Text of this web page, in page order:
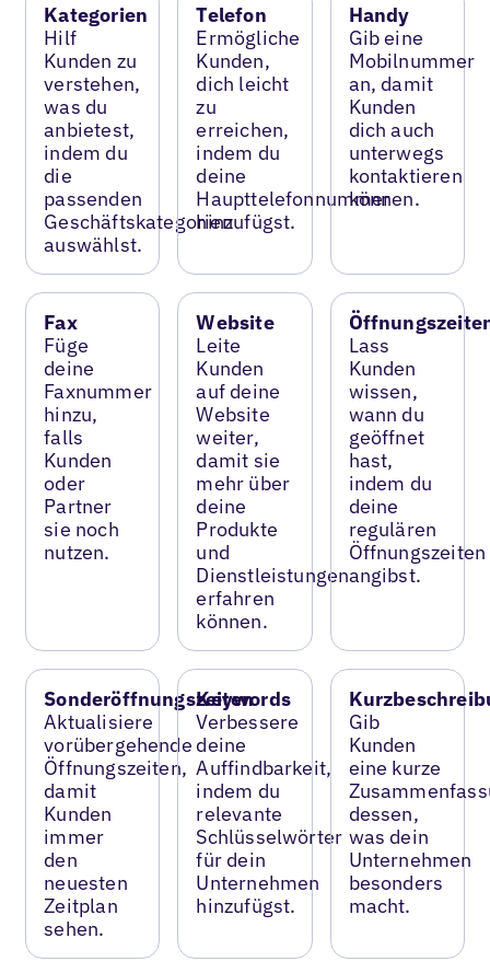
Kategorien
Hilf
Kunden zu
verstehen,
was du
anbietest,
indem du
die
passenden
Geschäftskategorien
auswählst.
Telefon
Ermögliche
Kunden,
dich leicht
zu
erreichen,
indem du
deine
Haupttelefonnummer
hinzufügst.
Handy
Gib eine
Mobilnummer
an, damit
Kunden
dich auch
unterwegs
kontaktieren
können.
Fax
Füge
deine
Faxnummer
hinzu,
falls
Kunden
oder
Partner
sie noch
nutzen.
Website
Leite
Kunden
auf deine
Website
weiter,
damit sie
mehr über
deine
Produkte
und
Dienstleistungen
erfahren
können.
Lass
Kunden
wissen,
wann du
geöffnet
hast,
indem du
deine
regulären
Öffnungszeiten
angibst.
Sonderöffnungszeiten
Aktualisiere
vorübergehende
Öffnungszeiten,
damit
Kunden
immer
den
neuesten
Zeitplan
sehen.
Keywords
Verbessere
deine
Auffindbarkeit,
indem du
relevante
Schlüsselwörter
für dein
Unternehmen
hinzufügst.
Gib
Kunden
eine kurze
dessen,
was dein
Unternehmen
besonders
macht.